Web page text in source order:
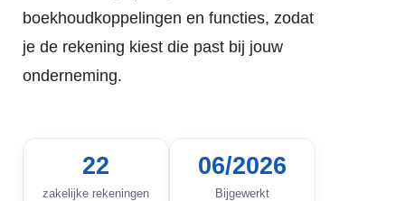
boekhoudkoppelingen en functies, zodat
je de rekening kiest die past bij jouw
onderneming.
22
zakelijke rekeningen
06/2026
Bijgewerkt